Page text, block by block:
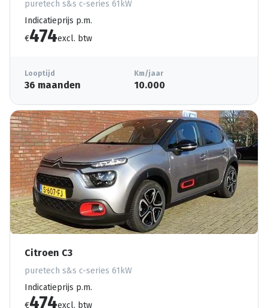
puretech s&s c-series 61kW
Indicatieprijs p.m.
€474excl. btw
Looptijd
36 maanden
Km/jaar
10.000
Citroen C3
puretech s&s c-series 61kW
Indicatieprijs p.m.
€474excl. btw